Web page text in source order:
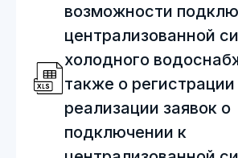
возможности
централизованной
холодного
также о
реализации заявок о
подключении к